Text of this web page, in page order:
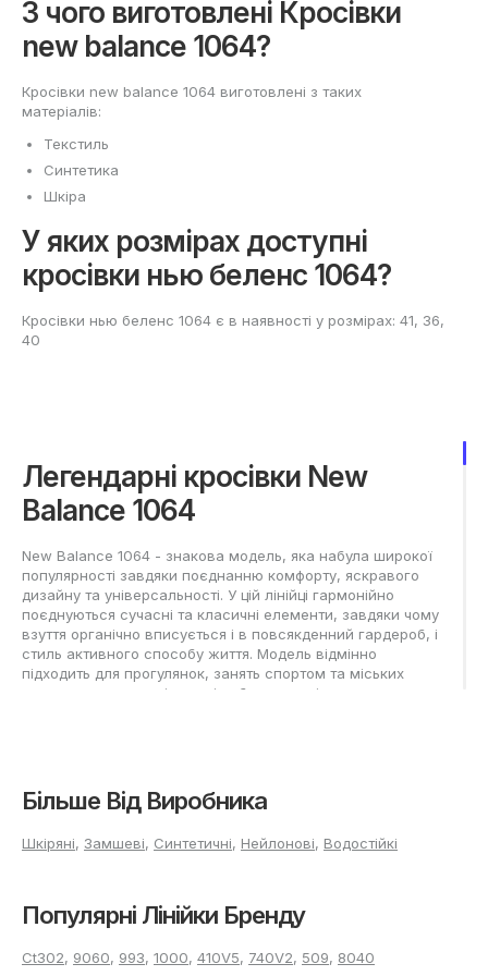
З чого виготовлені Кросівки
new balance 1064?
Кросівки new balance 1064 виготовлені з таких
матеріалів:
Текстиль
Синтетика
Шкіра
У яких розмірах доступні
кросівки нью беленс 1064?
Кросівки нью беленс 1064 є в наявності у розмірах: 41, 36,
40
Легендарні кросівки New
Balance 1064
New Balance 1064 - знакова модель, яка набула широкої
популярності завдяки поєднанню комфорту, яскравого
дизайну та універсальності. У цій лінійці гармонійно
поєднуються сучасні та класичні елементи, завдяки чому
взуття органічно вписується і в повсякденний гардероб, і
стиль активного способу життя. Модель відмінно
підходить для прогулянок, занять спортом та міських
пригод, а продумані деталі роблять кросівки
Balance 1064
Лінійка New Balance 1064 представлена в декількох
варіантах, кожен з яких є оптимальним для свого
New Balance 1064 Low
Варіант з низьким профілем забезпечує легкість
Більше Від Виробника
Шкіряні, Замшеві, Синтетичні, Нейлонові, Водостійкі
Популярні Лінійки Бренду
Ct302, 9060, 993, 1000, 410V5, 740V2, 509, 8040